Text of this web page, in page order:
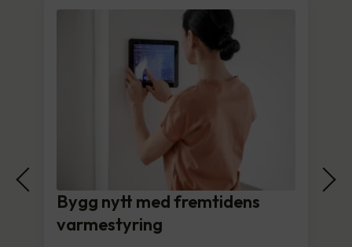
Bygg nytt med fremtidens
varmestyring